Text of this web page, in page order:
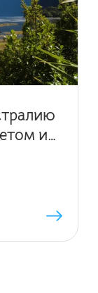
из